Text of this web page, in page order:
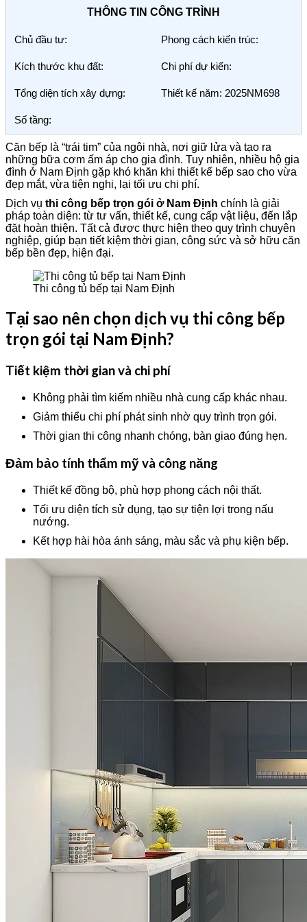
THÔNG TIN CÔNG TRÌNH
Chủ đầu tư: Phong cách kiến trúc:
Kích thước khu đất: Chi phí dự kiến:
Tổng diện tích xây dựng: Thiết kế năm: 2025NM698
Số tầng:
Căn bếp là “trái tim” của ngôi nhà, nơi giữ lửa và tạo ra
những bữa cơm ấm áp cho gia đình. Tuy nhiên, nhiều hộ gia
đình ở Nam Định gặp khó khăn khi thiết kế bếp sao cho vừa
đẹp mắt, vừa tiện nghi, lại tối ưu chi phí.
Dịch vụ thi công bếp trọn gói ở Nam Định chính là giải
pháp toàn diện: từ tư vấn, thiết kế, cung cấp vật liệu, đến lắp
đặt hoàn thiện. Tất cả được thực hiện theo quy trình chuyên
nghiệp, giúp bạn tiết kiệm thời gian, công sức và sở hữu căn
bếp bền đẹp, hiện đại.
Thi công tủ bếp tại Nam Định
Tại sao nên chọn dịch vụ thi công bếp
trọn gói tại Nam Định?
Tiết kiệm thời gian và chi phí
Không phải tìm kiếm nhiều nhà cung cấp khác nhau.
Giảm thiểu chi phí phát sinh nhờ quy trình trọn gói.
Thời gian thi công nhanh chóng, bàn giao đúng hẹn.
Đảm bảo tính thẩm mỹ và công năng
Thiết kế đồng bộ, phù hợp phong cách nội thất.
Tối ưu diện tích sử dụng, tạo sự tiện lợi trong nấu
nướng.
Kết hợp hài hòa ánh sáng, màu sắc và phụ kiện bếp.